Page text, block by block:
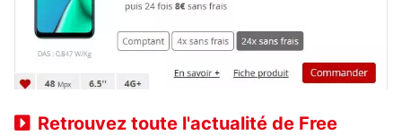
Retrouvez toute l'actualité de Free